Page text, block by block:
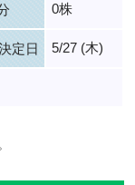
0株
定日 5/27 (木)